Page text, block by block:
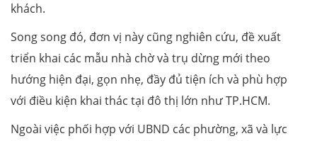
khách.
Song song đó, đơn vị này cũng nghiên cứu, đề xuất
triển khai các mẫu nhà chờ và trụ dừng mới theo
hướng hiện đại, gọn nhẹ, đầy đủ tiện ích và phù hợp
với điều kiện khai thác tại đô thị lớn như TP.HCM.
Ngoài việc phối hợp với UBND các phường, xã và lực